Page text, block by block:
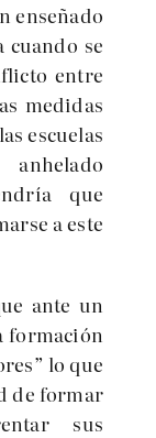
enseñado
cuando se
entre
medidas
escuelas
que
a este
ante un
formación
lo que
de formar
sus